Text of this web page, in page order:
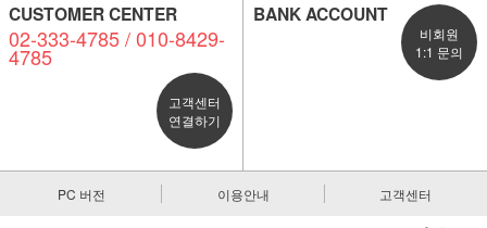
CUSTOMER CENTER
02-333-4785 / 010-8429-
4785
고객센터
연결하기
BANK ACCOUNT
비회원
1:1 문의
PC 버전 이용안내 고객센터